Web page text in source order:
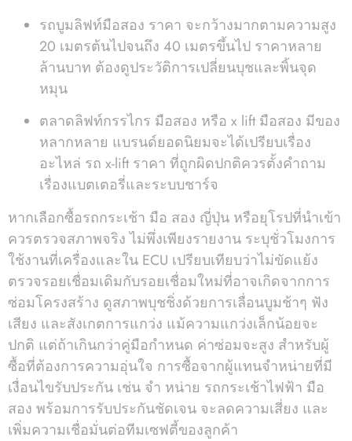
รถบูมลิฟท์มือสอง ราคา จะกว้างมากตามความสูง
20 เมตรต้นไปจนถึง 40 เมตรขึ้นไป ราคาหลาย
ล้านบาท ต้องดูประวัติการเปลี่ยนบุชและพิ้นจุด
หมุน
ตลาดลิฟท์กรรไกร มือสอง หรือ x lift มือสอง มีของ
หลากหลาย แบรนด์ยอดนิยมจะได้เปรียบเรื่อง
อะไหล่ รถ x-lift ราคา ที่ถูกผิดปกติควรตั้งคำถาม
เรื่องแบตเตอรี่และระบบชาร์จ
หากเลือกซื้อรถกระเช้า มือ สอง ญี่ปุ่น หรือยุโรปที่นำเข้า
ควรตรวจสภาพจริง ไม่พึ่งเพียงรายงาน ระบุชั่วโมงการ
ใช้งานที่เครื่องและใน ECU เปรียบเทียบว่าไม่ขัดแย้ง
ตรวจรอยเชื่อมเดิมกับรอยเชื่อมใหม่ที่อาจเกิดจากการ
ซ่อมโครงสร้าง ดูสภาพบุชชิ่งด้วยการเลื่อนบูมช้าๆ ฟัง
เสียง และสังเกตการแกว่ง แม้ความแกว่งเล็กน้อยจะ
ปกติ แต่ถ้าเกินกว่าคู่มือกำหนด ค่าซ่อมจะสูง สำหรับผู้
ซื้อที่ต้องการความอุ่นใจ การซื้อจากผู้แทนจำหน่ายที่มี
เงื่อนไขรับประกัน เช่น จํา หน่าย รถกระเช้าไฟฟ้า มือ
สอง พร้อมการรับประกันชัดเจน จะลดความเสี่ยง และ
เพิ่มความเชื่อมั่นต่อทีมเซฟตี้ของลูกค้า